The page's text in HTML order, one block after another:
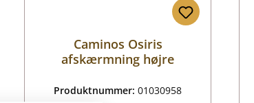
Caminos Osiris
afskærmning højre
Produktnummer:01030958